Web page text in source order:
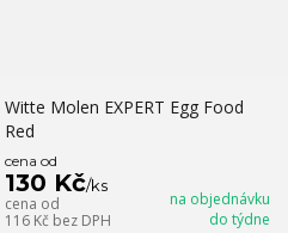
Witte Molen EXPERT Egg Food
Red
cena od
130 Kč/ks
cena od
116 Kč bez DPH
na objednávku
do týdne